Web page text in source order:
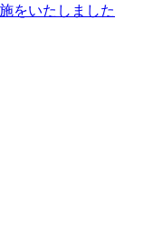
をいたしました